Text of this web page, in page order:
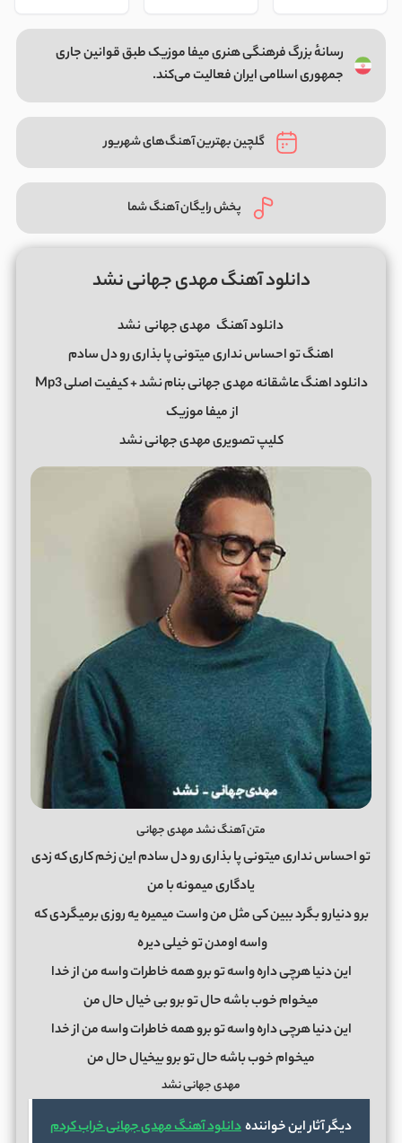
رسانهٔ بزرگ فرهنگی هنری میفا موزیک طبق قوانین جاری
جمهوری اسلامی ایران فعالیت می‌کند.
گلچین بهترین آهنگ‌های شهریور
پخش رایگان آهنگ شما
دانلود آهنگ مهدی جهانی نشد
دانلود آهنگ مهدی جهانینشد
اهنگ تو احساس نداری میتونی پا بذاری رو دل سادم
دانلود اهنگ عاشقانه مهدی جهانی بنام نشد + کیفیت اصلی Mp3
ازمیفا موزیک
کلیپ تصویری مهدی جهانی نشد
متن آهنگ نشد مهدی جهانی
تو احساس نداری میتونی پا بذاری رو دل سادم این زخم کاری که زدی
یادگاری میمونه با من
برو دنیارو بگرد ببین کی مثل من واست میمیره یه روزی برمیگردی که
واسه اومدن تو خیلی دیره
این دنیا هرچی داره واسه تو برو همه خاطرات واسه من از خدا
میخوام خوب باشه حال تو برو بی خیال حال من
این دنیا هرچی داره واسه تو برو همه خاطرات واسه من از خدا
میخوام خوب باشه حال تو برو بیخیال حال من
مهدی جهانی نشد
دیگر آثار این خوانندهدانلود آهنگ مهدی جهانی خراب کردم